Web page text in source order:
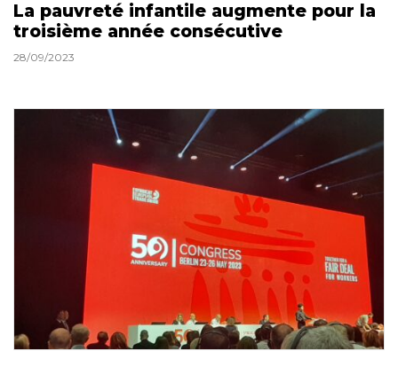
La pauvreté infantile augmente pour la
troisième année consécutive
28/09/2023